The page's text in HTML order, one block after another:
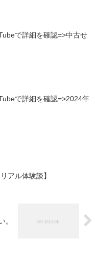
で詳細を確認=>中古せ
で詳細を確認=>2024年
アル体験談】
。